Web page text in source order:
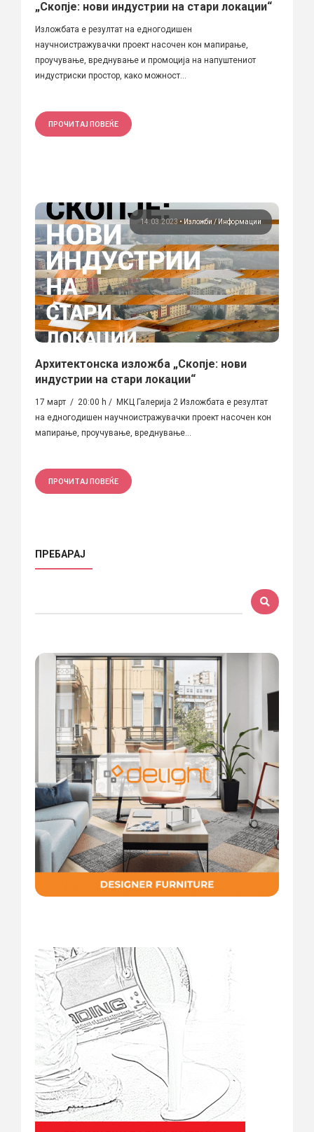
„Скопје: нови индустрии на стари локации“
Изложбата е резултат на едногодишен
научноистражувачки проект насочен кон мапирање,
проучување, вреднување и промоција на напуштениот
индустриски простор, како можност...
ПРОЧИТАЈ ПОВЕЌЕ
14.03.2023•Изложби Информации
Архитектонска изложба „Скопје: нови
индустрии на стари локации“
17 март / 20:00 h / МКЦ Галерија 2 Изложбата е резултат
на едногодишен научноистражувачки проект насочен кон
мапирање, проучување, вреднување...
ПРОЧИТАЈ ПОВЕЌЕ
ПРЕБАРАЈ